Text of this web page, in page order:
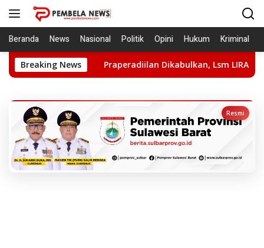
Langsung
Beranda News Nasional Politik Opini Hukum Kriminal
Breaking News
Praperadiilan Dikabulkan, Lsm LIRA: Hentikan